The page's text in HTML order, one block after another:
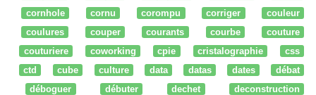
cornhole
cornu corompu corriger
couleur
coulures
couper courants courbe
couture
couturiere
coworking cpie cristalographie
css
ctd
cube culture data datas dates
débat
déboguer
débuter dechet
deconstruction